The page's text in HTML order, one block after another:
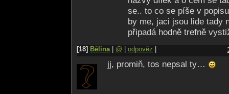
se.. to co se píše v
by me, jaci jsou lide tady
připadá hodně trefně
[18] Bělina | @ | odpověz |
jj, promiň, tos nepsal ty…